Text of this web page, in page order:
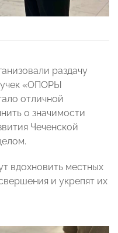
раздачу
«ОПОРЫ
отличной
о значимости
Чеченской
вдохновить местных
и укрепят их